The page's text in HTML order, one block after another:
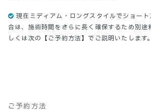
現在ミディアム・ロングスタイルでショー
合は、施術時間をさらに長く確保するため別途
しくは次の【ご予約方法】でご説明いたします。
ご予約方法